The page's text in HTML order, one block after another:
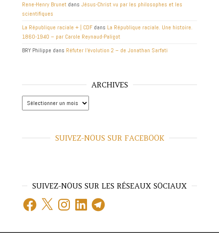
Rene-Henry Brunet dans Jésus-Christ vu par les philosophes et les
scientifiques
La République raciale + | CDF dans La République raciale. Une histoire.
1860-1940 – par Carole Reynaud-Paligot
BRY Philippe dans Réfuter l’évolution 2 – de Jonathan Sarfati
ARCHIVES
Archives
SUIVEZ-NOUS SUR FACEBOOK
SUIVEZ-NOUS SUR LES RÉSEAUX SOCIAUX
Facebook InstagramLinkedIn Telegram